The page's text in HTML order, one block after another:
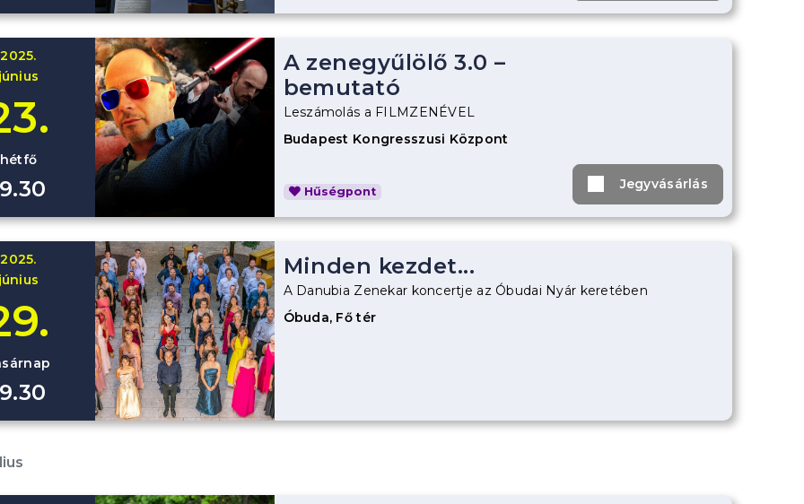
2025.
hétfő
A zenegyűlölő 3.0 –
bemutató
Leszámolás a FILMZENÉVEL
Budapest Kongresszusi Központ
Hűségpont Jegyvásárlás
2025.
Minden kezdet...
A Danubia Zenekar koncertje az Óbudai Nyár keretében
Óbuda, Fő tér